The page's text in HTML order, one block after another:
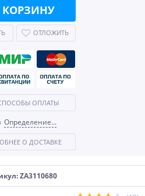
ZA3110680
КОРЗИНУ
ОТЛОЖИТЬ
ОПЛАТЫ
Определение...
О ДОСТАВКЕ